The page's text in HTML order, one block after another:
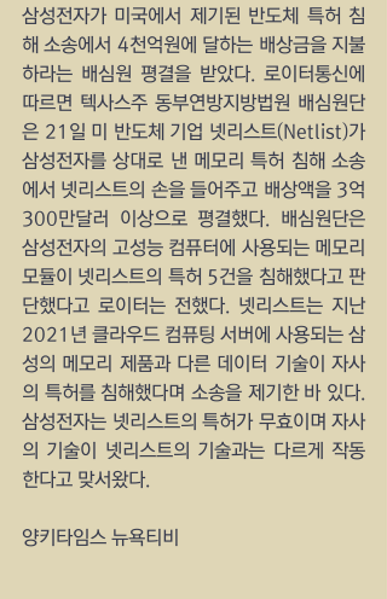
삼성전자가 미국에서 제기된 반도체 특허 침
해 소송에서 4천억원에 달하는 배상금을 지불
하라는 배심원 평결을 받았다. 로이터통신에
따르면 텍사스주 동부연방지방법원 배심원단
은 21일 미 반도체 기업 넷리스트(Netlist)가
삼성전자를 상대로 낸 메모리 특허 침해 소송
에서 넷리스트의 손을 들어주고 배상액을 3억
300만달러 이상으로 평결했다. 배심원단은
삼성전자의 고성능 컴퓨터에 사용되는 메모리
모듈이 넷리스트의 특허 5건을 침해했다고 판
단했다고 로이터는 전했다. 넷리스트는 지난
2021년 클라우드 컴퓨팅 서버에 사용되는 삼
성의 메모리 제품과 다른 데이터 기술이 자사
의 특허를 침해했다며 소송을 제기한 바 있다.
삼성전자는 넷리스트의 특허가 무효이며 자사
의 기술이 넷리스트의 기술과는 다르게 작동
한다고 맞서왔다.
양키타임스 뉴욕티비